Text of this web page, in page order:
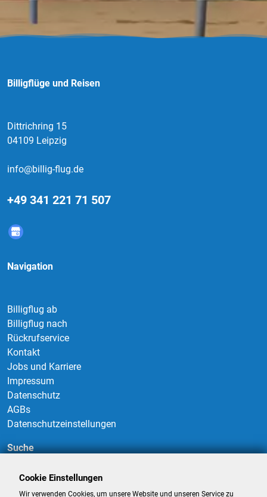
Billigflüge und Reisen
Dittrichring 15
04109 Leipzig
info@billig-flug.de
+49 341 221 71 507
Navigation
Billigflug ab
Billigflug nach
Rückrufservice
Kontakt
Jobs und Karriere
Impressum
Datenschutz
AGBs
Datenschutzeinstellungen
Suche
Cookie Einstellungen
Wir verwenden Cookies, um unsere Website und unseren Service zu